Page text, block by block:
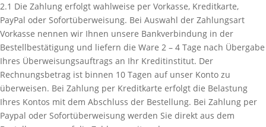
2.1 Die Zahlung erfolgt wahlweise per Vorkasse, Kreditkarte,
PayPal oder Sofortüberweisung. Bei Auswahl der Zahlungsart
Vorkasse nennen wir Ihnen unsere Bankverbindung in der
Bestellbestätigung und liefern die Ware 2 – 4 Tage nach Übergabe
Ihres Überweisungsauftrags an Ihr Kreditinstitut. Der
Rechnungsbetrag ist binnen 10 Tagen auf unser Konto zu
überweisen. Bei Zahlung per Kreditkarte erfolgt die Belastung
Ihres Kontos mit dem Abschluss der Bestellung. Bei Zahlung per
Paypal oder Sofortüberweisung werden Sie direkt aus dem